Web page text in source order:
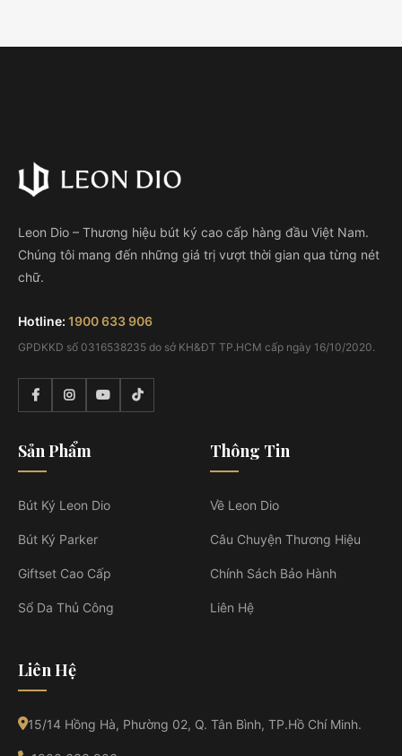
Leon Dio – Thương hiệu bút ký cao cấp hàng đầu Việt Nam.
Chúng tôi mang đến những giá trị vượt thời gian qua từng nét
chữ.
Hotline: 1900 633 906
GPDKKD số 0316538235 do sở KH&ĐT TP.HCM cấp ngày 16/10/2020.
Sản Phẩm
Bút Ký Leon Dio
Bút Ký Parker
Giftset Cao Cấp
Sổ Da Thủ Công
Thông Tin
Về Leon Dio
Câu Chuyện Thương Hiệu
Chính Sách Bảo Hành
Liên Hệ
Liên Hệ
15/14 Hồng Hà, Phường 02, Q. Tân Bình, TP.Hồ Chí Minh.